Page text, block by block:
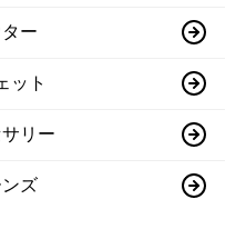
ー
ット
リー
ズ